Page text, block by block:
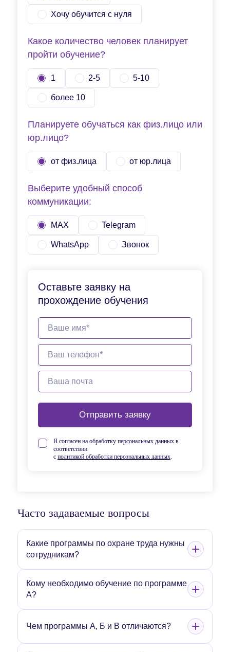
Хочу обучится с нуля
Какое количество человек планирует
пройти обучение?
1 2-5 5-10
более 10
Планируете обучаться как физ.лицо или
юр.лицо?
от физ.лица от юр.лица
Выберите удобный способ
коммуникации:
MAX Telegram
WhatsApp Звонок
Оставьте заявку на
прохождение обучения
Отправить заявку
Я согласен на обработку персональных данных в
соответствии
с политикой обработки персональных данных.
Часто задаваемые вопросы
Какие программы по охране труда нужны
сотрудникам?
Кому необходимо обучение по программе
А?
Чем программы А, Б и В отличаются?